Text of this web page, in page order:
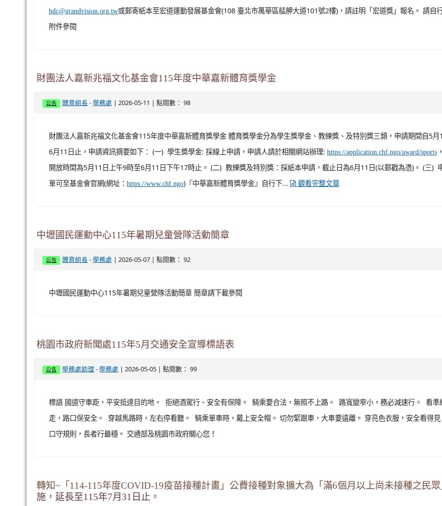
hdc@grandvision.org.tw或郵寄紙本至宏道運動發展基金會(108 臺北市萬華區艋舺大道101號2樓)，請註明「宏道獎」報名。 請自
附件參閱
財團法人嘉新兆福文化基金會115年度中華嘉新體育獎學金
公告 體育組長- 學務處 | 2026-05-11 | 點閱數： 98
財團法人嘉新兆福文化基金會115年度中華嘉新體育獎學金 體育獎學金分為學生獎學金、教練獎、及特別獎三類，申請期間自5月
6月11日止，申請資訊摘要如下： (一) 學生獎學金: 採線上申請，申請人請於相關網站辦理: https://application.chf.ngo/award/sports
開放時間為5月11日上午9時至6月11日下午17時止。 (二) 教練獎及特別獎：採紙本申請，截止日為6月11日(以郵戳為憑)。 (三)
單可至基金會官網(網址： https://www.chf.ngo)『中華嘉新體育獎學金』自行下... 觀看完整文章
中壢國民運動中心115年暑期兒童營隊活動簡章
公告 體育組長- 學務處 | 2026-05-07 | 點閱數： 92
中壢國民運動中心115年暑期兒童營隊活動簡章 簡章請下載參閱
桃園市政府新聞處115年5月交通安全宣導標語表
公告 學務處助理 - 學務處 | 2026-05-05 | 點閱數： 99
標語 國道守車距，平安抵達目的地。 拒絕酒駕行、安全有保障。 騎乘要合法，無照不上路。 路寬變窄小，務必減速行。 看準
走，路口保安全。 穿越馬路時，左右停看聽。 騎乘單車時，戴上安全帽。 切勿緊跟車，大車要遠離。 穿亮色衣服，安全看得
口守規則，長者行最穩。 交通部及桃園市政府關心您！
轉知~「114-115年度COVID-19疫苗接種計畫」公費接種對象擴大為「滿6個月以上尚未接種之民
施，延長至115年7月31日止。